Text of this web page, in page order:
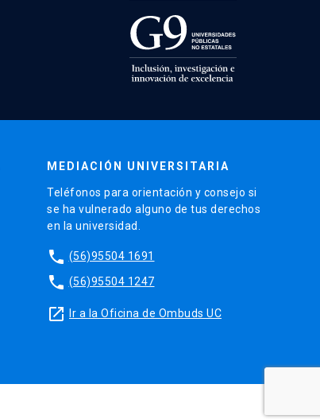
MEDIACIÓN UNIVERSITARIA
Teléfonos para orientación y consejo si
se ha vulnerado alguno de tus derechos
en la universidad.
phone (56)95504 1691
phone (56)95504 1247
launch Ir a la Oficina de Ombuds UC